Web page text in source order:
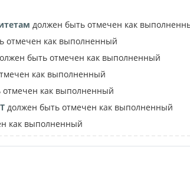
должен быть отмечен как
отмечен как выполненный
быть отмечен как выполненный
как выполненный
отмечен как выполненный
должен быть отмечен как выполненный
как выполненный